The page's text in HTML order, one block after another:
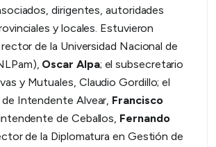
dirigentes, autoridades
y locales. Estuvieron
de la Universidad Nacional de
Oscar Alpa; el subsecretario
y Mutuales, Claudio Gordillo; el
Intendente Alvear, Francisco
de Ceballos, Fernando
de la Diplomatura en Gestión de